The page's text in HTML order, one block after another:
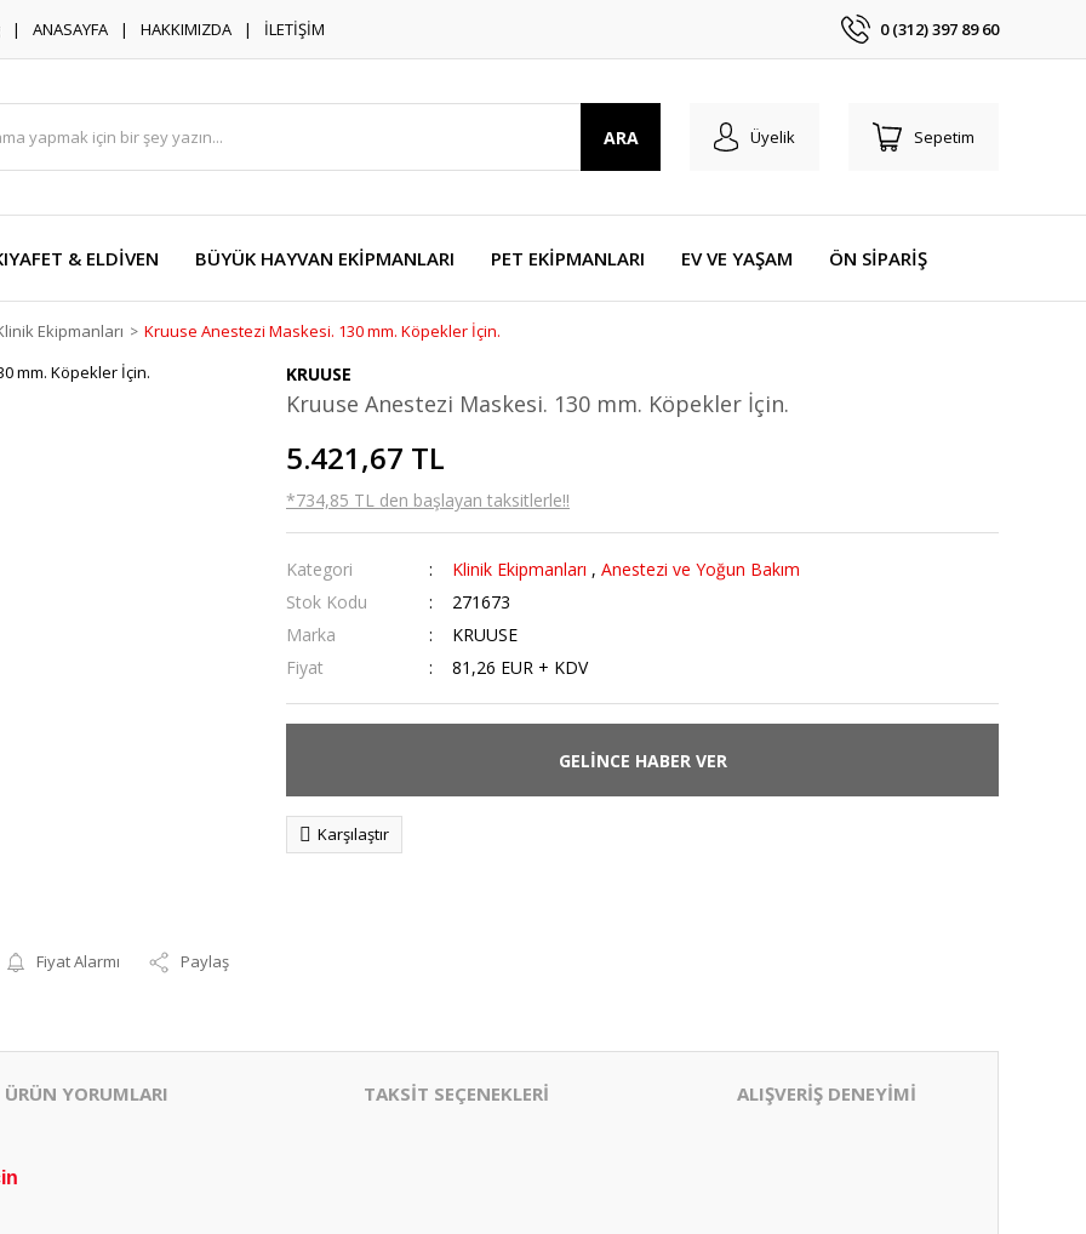
ANASAYFA HAKKIMIZDA İLETİŞİM 0 (312) 397 89 60
ARA Üyelik Sepetim
& ELDİVEN BÜYÜK HAYVAN EKİPMANLARI PET EKİPMANLARI EV VE YAŞAM ÖN SİPARİŞ
Ekipmanları Kruuse Anestezi Maskesi. 130 mm. Köpekler İçin.
Fiyat Alarmı Paylaş
KRUUSE
Kruuse Anestezi Maskesi. 130 mm. Köpekler İçin.
5.421,67 TL
*734,85 TL den başlayan taksitlerle!!
Kategori Klinik Ekipmanları , Anestezi ve Yoğun Bakım
Stok Kodu
271673
Marka
KRUUSE
Fiyat
81,26 EUR + KDV
GELİNCE HABER VER
Karşılaştır
ÜRÜN YORUMLARI TAKSİT SEÇENEKLERİ ALIŞVERİŞ DENEYİMİ